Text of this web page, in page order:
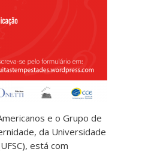
e o Grupo de
da Universidade
está com